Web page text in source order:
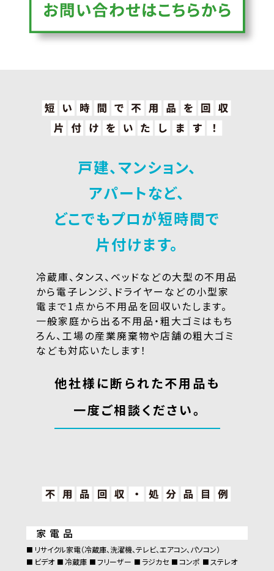
戸建、マンション、
アパートなど、
どこでもプロが短時間で
片付けます。
冷蔵庫、タンス、ベッドなどの大型の不用品
から電子レンジ、 ドライヤーなどの小型家
電まで1点から不用品を回収いたします。
一般家庭から出る不用品・粗大ゴミはもち
ろん、 工場の産業廃棄物や店舗の粗大ゴミ
なども対応いたします！
他社様に断られた不用品も
一度ご相談ください。
家電品
リサイクル家電（冷蔵庫、洗濯機、テレビ、エアコン、パソコン）
ビデオ
冷蔵庫 フリーザー ラジカセ コンポ ステレオ